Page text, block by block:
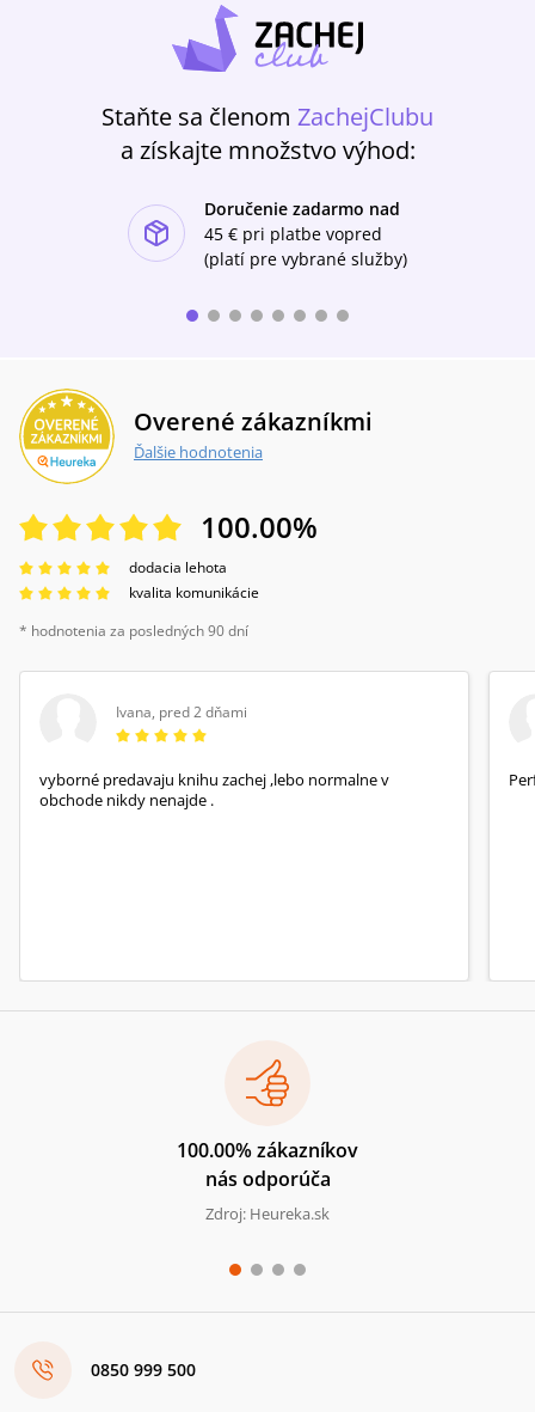
Staňte sa členom ZachejClubu
a získajte množstvo výhod:
Doručenie zadarmo nad
45 € pri platbe vopred
(platí pre vybrané služby)
Overené zákazníkmi
Ďalšie hodnotenia
100.00%
dodacia lehota
kvalita komunikácie
* hodnotenia za posledných 90 dní
Ivana, pred 2 dňami
vyborné predavaju knihu zachej ,lebo normalne v
obchode nikdy nenajde .
100.00% zákazníkov
nás odporúča
Zdroj: Heureka.sk
0850 999 500